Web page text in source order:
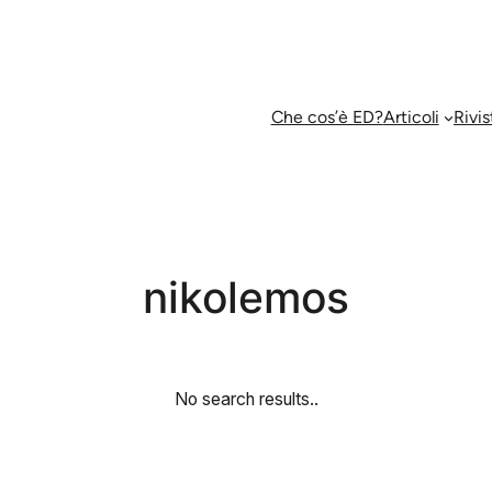
Che cos’è ED?Articoli
nikolemos
No search results..